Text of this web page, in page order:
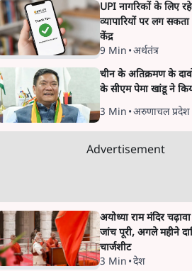
UPI नागरिकों के लिए
व्यापारियों पर लग सकता
केंद्र
9 Min •अर्थतंत्र
चीन के अतिक्रमण के
के सीएम पेमा खांडू ने
3 Min •अरुणाचल प्रदेश
Advertisement
अयोध्या राम मंदिर
जांच पूरी, अगले महीने
चार्जशीट
3 Min •देश